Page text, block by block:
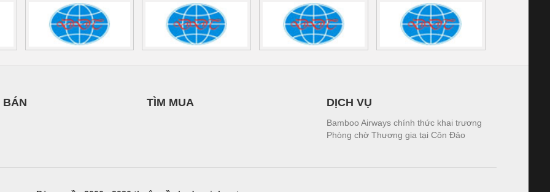
BÁN TÌM MUA DỊCH VỤ
Bamboo Airways chính thức khai trương
Phòng chờ Thương gia tại Côn Đảo